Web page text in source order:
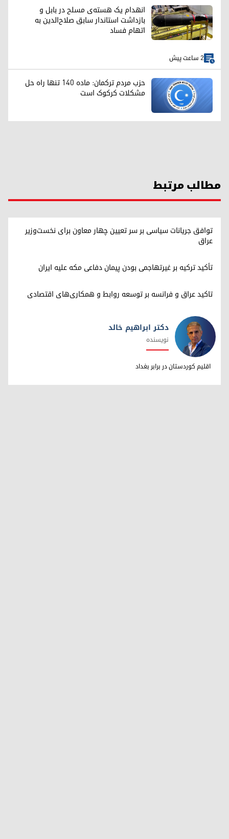
انهدام یک هسته‌ی مسلح در بابل و
بازداشت استاندار سابق صلاح‌الدین به
اتهام فساد
2 ساعت پیش
حزب مردم ترکمان: ماده ۱۴۰ تنها راه حل
مشکلات کرکوک است
مطالب مرتبط
توافق جریانات سیاسی بر سر تعیین چهار معاون برای نخست‌وزیر
عراق
تأکید ترکیه بر غیرتهاجمی بودن پیمان دفاعی مکه علیه ایران
تاکید عراق و فرانسه بر توسعه روابط و همکاری‌های اقتصادی
دکتر ابراهیم خالد
دکتر ابراهیم خالد
نویسنده
اقلیم کوردستان در برابر بغداد